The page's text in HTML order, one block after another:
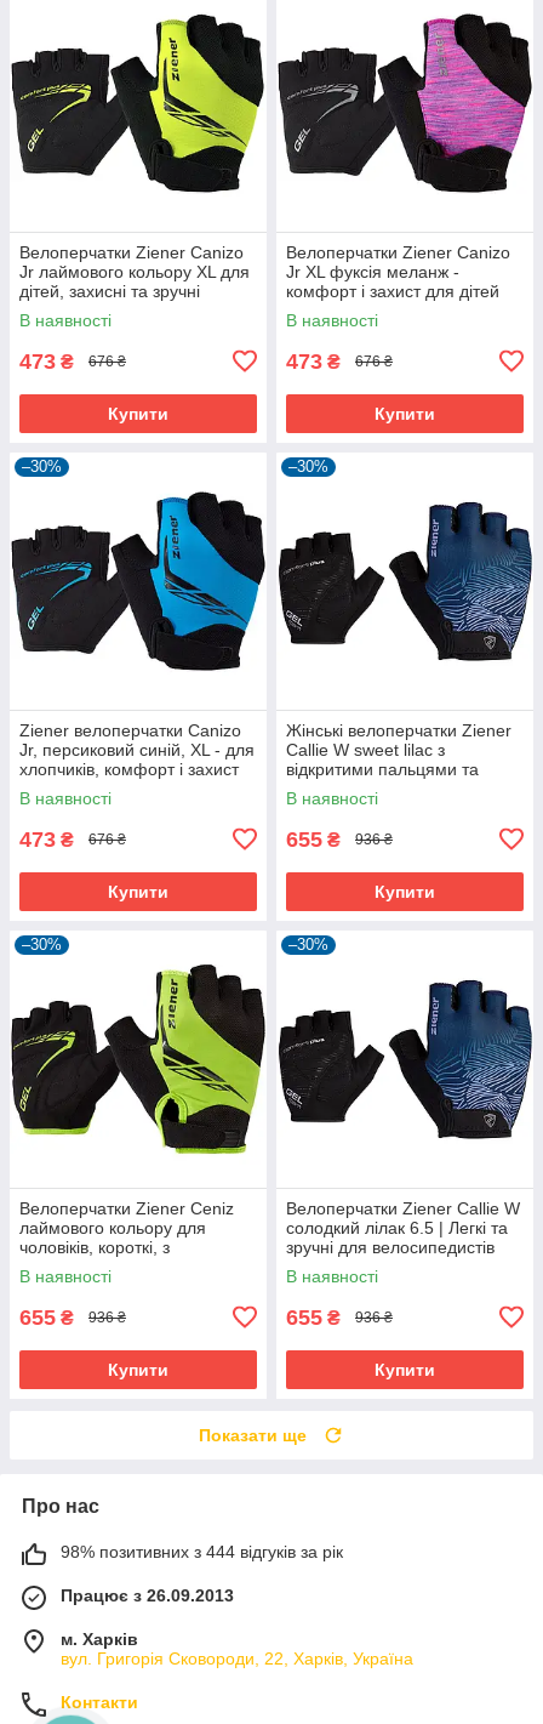
Велоперчатки Ziener Canizo
Jr лаймового кольору XL для
дітей, захисні та зручні
В наявності
473 ₴ 676 ₴
Купити
Велоперчатки Ziener Canizo
Jr XL фуксія меланж -
комфорт і захист для дітей
В наявності
473 ₴ 676 ₴
Купити
–30%
Ziener велоперчатки Canizo
Jr, персиковий синій, XL - для
хлопчиків, комфорт і захист
В наявності
473 ₴ 676 ₴
Купити
–30%
Жінські велоперчатки Ziener
Callie W sweet lilac з
відкритими пальцями та
дихаючою шкірою Amara
В наявності
655 ₴ 936 ₴
Купити
–30%
Велоперчатки Ziener Ceniz
лаймового кольору для
чоловіків, короткі, з
амортизуючими вставками та
гелевими подушечками
В наявності
655 ₴ 936 ₴
Купити
–30%
Велоперчатки Ziener Callie W
солодкий лілак 6.5 | Легкі та
зручні для велосипедистів
В наявності
655 ₴ 936 ₴
Купити
Показати ще
Про нас
98% позитивних з 444 відгуків за рік
Працює з 26.09.2013
м. Харків
вул. Григорія Сковороди, 22, Харків, Україна
Контакти